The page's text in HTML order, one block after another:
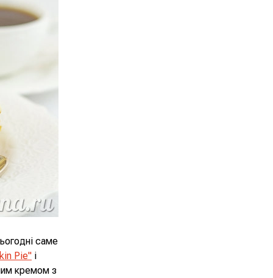
саме
Pie" і
кремом з